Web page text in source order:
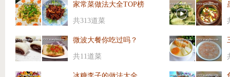
家常菜做法大全TOP榜
共313道菜
微波大餐你吃过吗？
共11道菜